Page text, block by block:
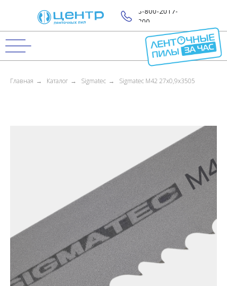
8-800-2017-
800
Главная → Каталог → Sigmatec → Sigmatec M42 27x0,9x3505